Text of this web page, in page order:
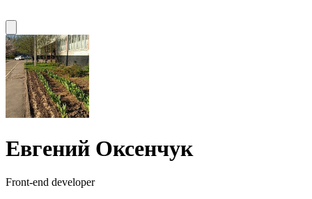
Евгений Оксенчук
Front-end developer